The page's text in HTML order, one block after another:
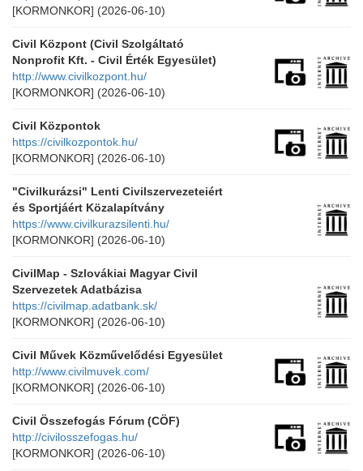
[KORMONKOR] (2026-06-10)
Civil Központ (Civil Szolgáltató
Nonprofit Kft. - Civil Érték Egyesület)
http://www.civilkozpont.hu/
[KORMONKOR] (2026-06-10)
Civil Központok
https://civilkozpontok.hu/
[KORMONKOR] (2026-06-10)
"Civilkurázsi" Lenti Civilszervezeteiért
és Sportjáért Közalapítvány
https://www.civilkurazsilenti.hu/
[KORMONKOR] (2026-06-10)
CivilMap - Szlovákiai Magyar Civil
Szervezetek Adatbázisa
https://civilmap.adatbank.sk/
[KORMONKOR] (2026-06-10)
Civil Művek Közművelődési Egyesület
http://www.civilmuvek.com/
[KORMONKOR] (2026-06-10)
Civil Összefogás Fórum (CÖF)
http://civilosszefogas.hu/
[KORMONKOR] (2026-06-10)